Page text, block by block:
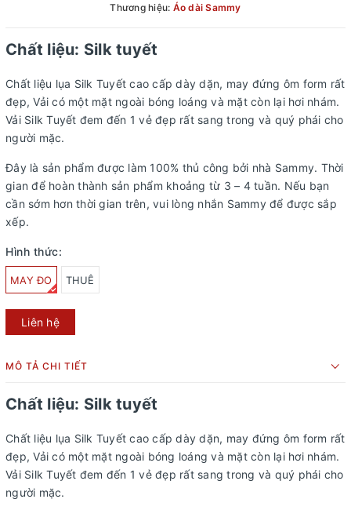
Thương hiệu: Áo dài Sammy
Chất liệu: Silk tuyết
Chất liệu lụa Silk Tuyết cao cấp dày dặn, may đứng ôm form rất
đẹp, Vải có một mặt ngoài bóng loáng và mặt còn lại hơi nhám.
Vải Silk Tuyết đem đến 1 vẻ đẹp rất sang trong và quý phái cho
người mặc.
Đây là sản phẩm được làm 100% thủ công bởi nhà Sammy. Thời
gian để hoàn thành sản phẩm khoảng từ 3 – 4 tuần. Nếu bạn
cần sớm hơn thời gian trên, vui lòng nhắn Sammy để được sắp
xếp.
Hình thức:
MAY ĐO THUÊ
Liên hệ
MÔ TẢ CHI TIẾT
Chất liệu: Silk tuyết
Chất liệu lụa Silk Tuyết cao cấp dày dặn, may đứng ôm form rất
đẹp, Vải có một mặt ngoài bóng loáng và mặt còn lại hơi nhám.
Vải Silk Tuyết đem đến 1 vẻ đẹp rất sang trong và quý phái cho
người mặc.